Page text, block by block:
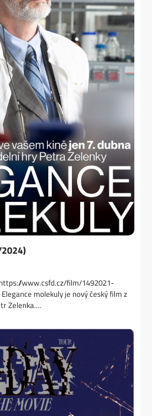
https://www.csfd.cz/film/1492021-
molekuly je nový český film z
Zelenka.…